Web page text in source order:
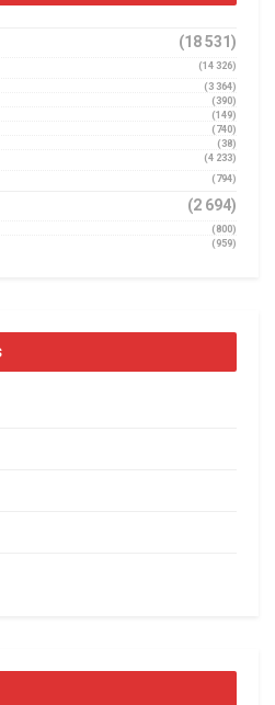
(18 531)
(14 326)
(3 364)
(390)
(149)
(740)
(38)
(4 233)
(794)
(2 694)
(800)
(959)